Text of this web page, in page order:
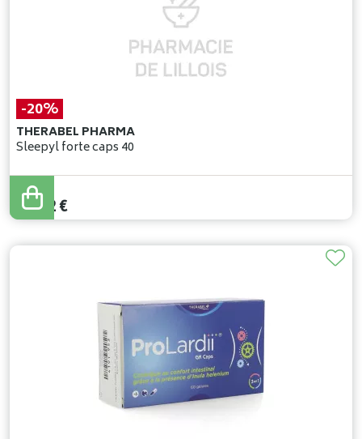
-20%
THERABEL PHARMA
Sleepyl forte caps 40
27,90
22,32€